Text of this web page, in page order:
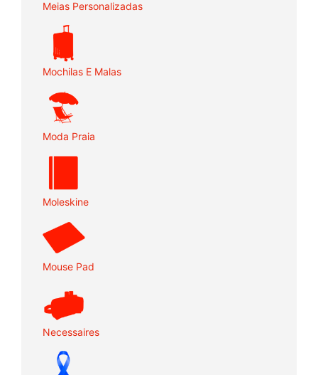
Meias Personalizadas
Mochilas E Malas
Moda Praia
Moleskine
Mouse Pad
Necessaires